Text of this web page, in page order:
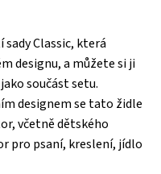
Classic, která
designu, a můžete si ji
součást setu.
designem se tato židle
včetně dětského
pro psaní, kreslení, jídlo